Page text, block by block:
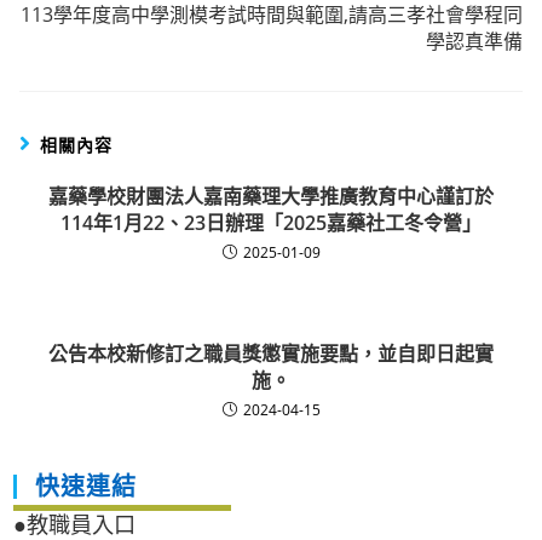
113學年度高中學測模考試時間與範圍,請高三孝社會學程同
學認真準備
相關內容
嘉藥學校財團法人嘉南藥理大學推廣教育中心謹訂於
114年1月22、23日辦理「2025嘉藥社工冬令營」
2025-01-09
公告本校新修訂之職員獎懲實施要點，並自即日起實
施。
2024-04-15
快速連結
●教職員入口